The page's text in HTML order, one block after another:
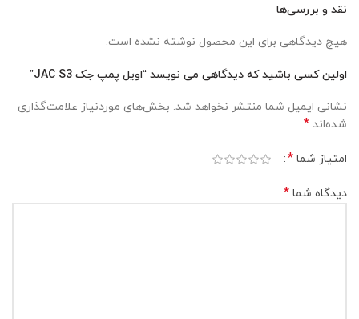
نقد و بررسی‌ها
هیچ دیدگاهی برای این محصول نوشته نشده است.
اولین کسی باشید که دیدگاهی می نویسد “اویل پمپ جک JAC S3”
نشانی ایمیل شما منتشر نخواهد شد. بخش‌های موردنیاز علامت‌گذاری
شده‌اند *
امتیاز شما *
دیدگاه شما *